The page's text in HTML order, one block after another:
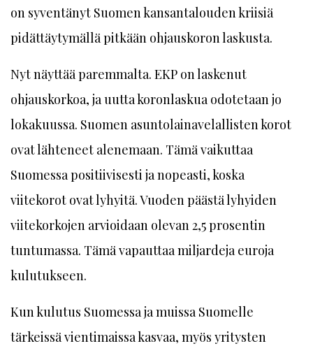
on syventänyt Suomen kansantalouden kriisiä
pidättäytymällä pitkään ohjauskoron laskusta.
Nyt näyttää paremmalta. EKP on laskenut
ohjauskorkoa, ja uutta koronlaskua odotetaan jo
lokakuussa. Suomen asuntolainavelallisten korot
ovat lähteneet alenemaan. Tämä vaikuttaa
Suomessa positiivisesti ja nopeasti, koska
viitekorot ovat lyhyitä. Vuoden päästä lyhyiden
viitekorkojen arvioidaan olevan 2,5 prosentin
tuntumassa. Tämä vapauttaa miljardeja euroja
kulutukseen.
Kun kulutus Suomessa ja muissa Suomelle
tärkeissä vientimaissa kasvaa, myös yritysten